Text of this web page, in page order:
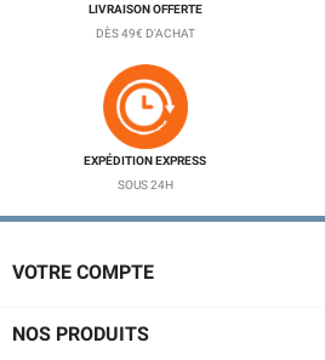
LIVRAISON OFFERTE
DÈS 49€ D'ACHAT
EXPÉDITION EXPRESS
SOUS 24H
VOTRE COMPTE
NOS PRODUITS